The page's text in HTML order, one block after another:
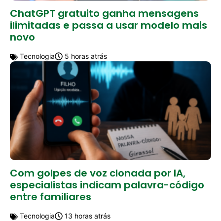
ChatGPT gratuito ganha mensagens
ilimitadas e passa a usar modelo mais
novo
Tecnologia 5 horas atrás
Com golpes de voz clonada por IA,
especialistas indicam palavra-código
entre familiares
Tecnologia 13 horas atrás